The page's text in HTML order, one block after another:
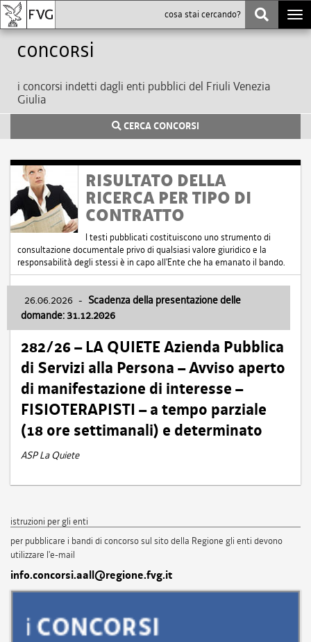
Concorsi
i concorsi indetti dagli enti pubblici del Friuli Venezia
Giulia
CERCA CONCORSI
RISULTATO DELLA
RICERCA PER TIPO DI
CONTRATTO
I testi pubblicati costituiscono uno strumento di
consultazione documentale privo di qualsiasi valore giuridico e la
responsabilità degli stessi è in capo all'Ente che ha emanato il bando.
26.06.2026 - Scadenza della presentazione delle
domande: 31.12.2026
282/26 – LA QUIETE Azienda Pubblica
di Servizi alla Persona – Avviso aperto
di manifestazione di interesse –
FISIOTERAPISTI – a tempo parziale
(18 ore settimanali) e determinato
ASP La Quiete
istruzioni per gli enti
per pubblicare i bandi di concorso sul sito della Regione gli enti devono
utilizzare l'e-mail
info.concorsi.aall@regione.fvg.it